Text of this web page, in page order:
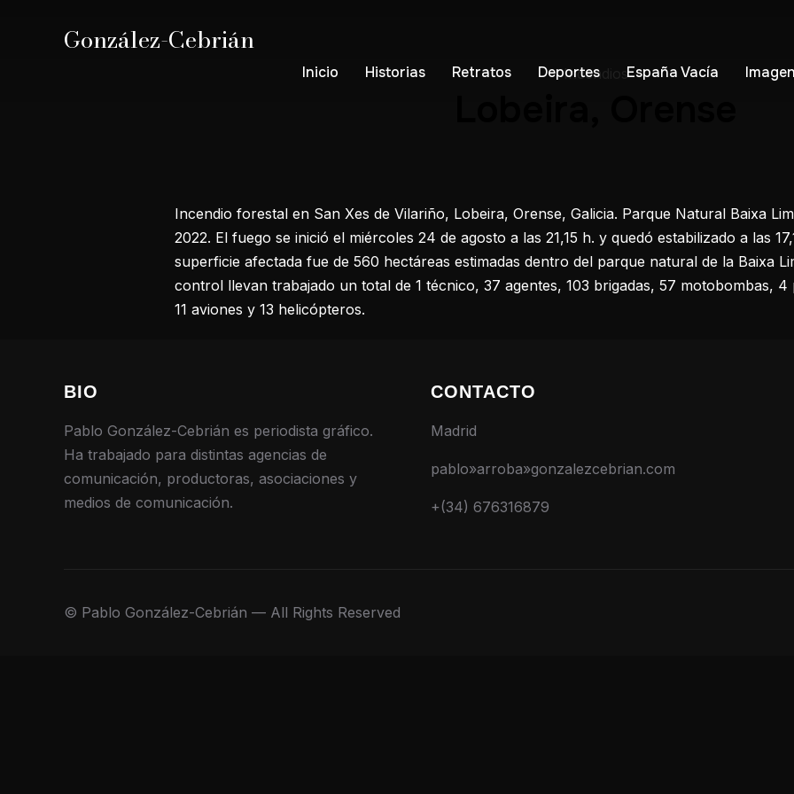
González-Cebrián
Inicio Historias Retratos Deportes España Vacía
Incendios
Incendio forestal en San Xes de Vilariño, Lobeira, Orense, Galicia. Parque Natural Baixa
2022. El fuego se inició el miércoles 24 de agosto a las 21,15 h. y quedó estabilizado a las
superficie afectada fue de 560 hectáreas estimadas dentro del parque natural de la Baixa
control llevan trabajado un total de 1 técnico, 37 agentes, 103 brigadas, 57 motobombas, 4
11 aviones y 13 helicópteros.
BIO
Pablo González-Cebrián es periodista gráfico.
Ha trabajado para distintas agencias de
comunicación, productoras, asociaciones y
medios de comunicación.
CONTACTO
Madrid
pablo»arroba»gonzalezcebrian.com
+(34) 676316879
© Pablo González-Cebrián — All Rights Reserved